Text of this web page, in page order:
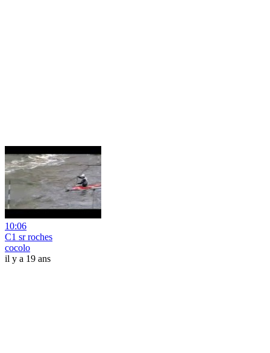
10:06
C1 sr roches
cocolo
il y a 19 ans